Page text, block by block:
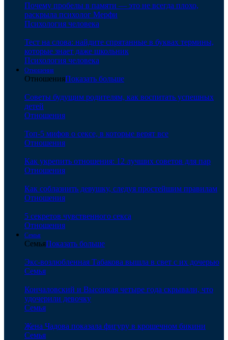
Почему пробелы в памяти — это не всегда плохо,
раскрыла психолог Мерфи
Психология человека
Тест на слова: найдите спрятанные в буквах термины,
которые знает даже школьник
Психология человека
Отношения
ОтношенияПоказать больше
Советы будущим родителям, как воспитать успешных
детей
Отношения
Топ-5 мифов о сексе, в которые верят все
Отношения
Как укрепить отношения: 12 лучших советов для пар
Отношения
Как соблазнить девушку, следуя простейшим правилам
Отношения
5 секретов чувственного секса
Отношения
Семья
СемьяПоказать больше
Экс-возлюбленная Табакова вышла в свет с их дочерью
Семья
Кончаловский и Высоцкая четыре года скрывали, что
удочерили девочку
Семья
Жена Чадова показала фигуру в крошечном бикини
Семья